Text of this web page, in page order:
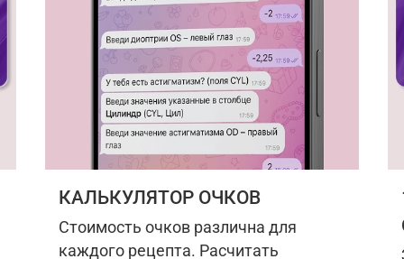
КАЛЬКУЛЯТОР ОЧКОВ
Стоимость очков различна для
каждого рецепта. Расчитать